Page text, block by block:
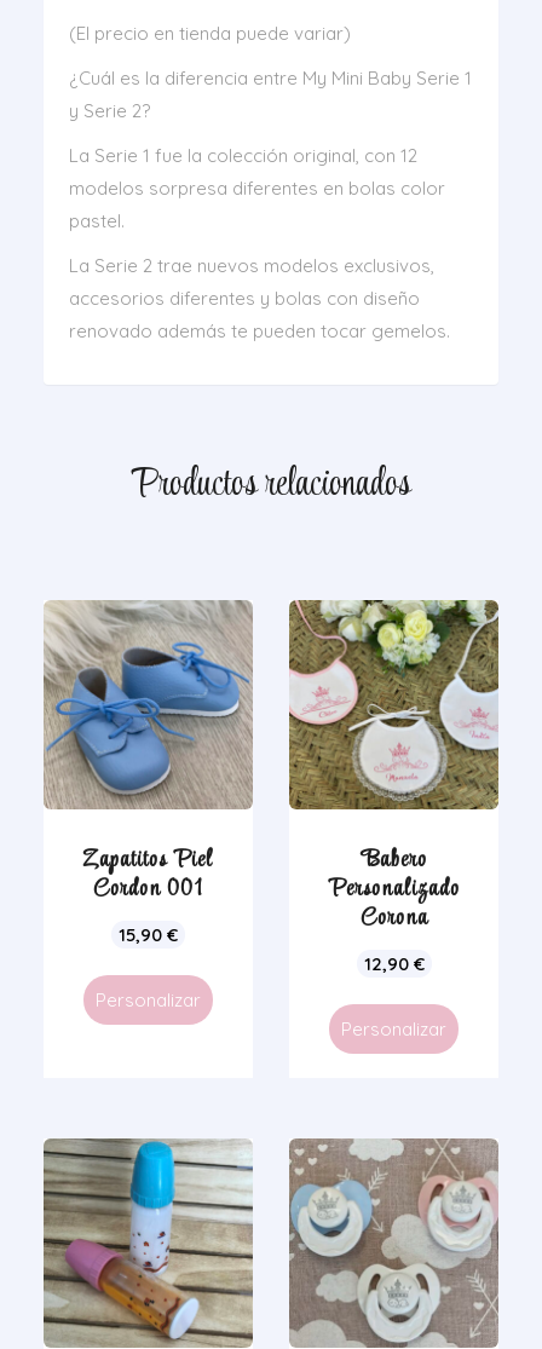
(El precio en tienda puede variar)
¿Cuál es la diferencia entre My Mini Baby Serie 1
y Serie 2?
La Serie 1 fue la colección original, con 12
modelos sorpresa diferentes en bolas color
pastel.
La Serie 2 trae nuevos modelos exclusivos,
accesorios diferentes y bolas con diseño
renovado además te pueden tocar gemelos.
Productos relacionados
Zapatitos Piel
Cordon 001
15,90 €
Personalizar
Babero
Personalizado
Corona
12,90 €
Personalizar